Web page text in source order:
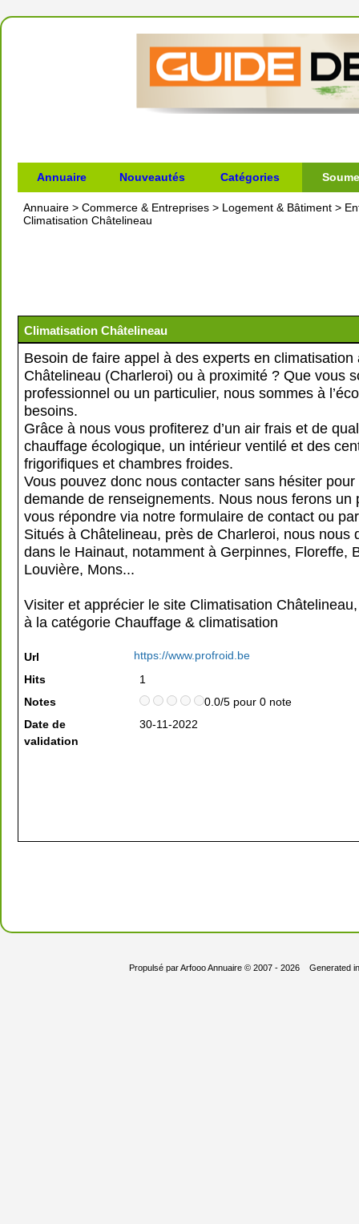
Annuaire Nouveautés Catégories
Annuaire > Commerce & Entreprises > Logement & Bâtiment >
Climatisation Châtelineau
Climatisation Châtelineau
Besoin de faire appel à des experts en climatisation
Châtelineau (Charleroi) ou à proximité ? Que vous
professionnel ou un particulier, nous sommes à
besoins.
Grâce à nous vous profiterez d’un air frais et de
chauffage écologique, un intérieur ventilé et des
frigorifiques et chambres froides.
Vous pouvez donc nous contacter sans hésiter pour
demande de renseignements. Nous nous ferons un
vous répondre via notre formulaire de contact ou
Situés à Châtelineau, près de Charleroi, nous nous
dans le Hainaut, notamment à Gerpinnes, Floreffe,
Louvière, Mons...
Visiter et apprécier le site Climatisation
à la catégorie Chauffage & climatisation
Url
https://www.profroid.be
Hits
1
Notes
0.0/5 pour 0 note
Date de
validation
30-11-2022
Propulsé parArfooo Annuaire© 2007 - 2026 Generated